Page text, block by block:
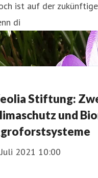
ist auf der
di
Stiftung:
und
2021 10:00